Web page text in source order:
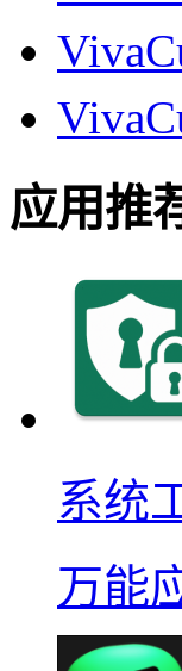
应用推
系统
万能